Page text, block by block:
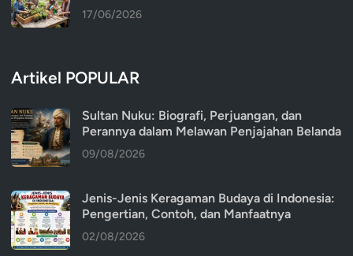
17/06/2026
Artikel POPULAR
Sultan Nuku: Biografi, Perjuangan, dan
Perannya dalam Melawan Penjajahan Belanda
09/08/2026
Jenis-Jenis Keragaman Budaya di Indonesia:
Pengertian, Contoh, dan Manfaatnya
02/08/2026